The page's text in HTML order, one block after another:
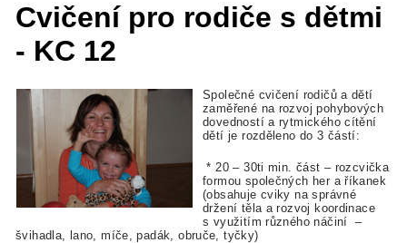
Cvičení pro rodiče s dětmi
- KC 12
Společné cvičení rodičů a dětí
zaměřené na rozvoj pohybových
dovedností a rytmického cítění
dětí je rozděleno do 3 částí:
* 20 – 30ti min. část – rozcvička
formou společných her a říkanek
(obsahuje cviky na správné
držení těla a rozvoj koordinace
s využitím různého náčiní –
švihadla, lano, míče, padák, obruče, tyčky)